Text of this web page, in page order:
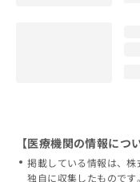
【医療機関の情報につ
掲載している情報は、
独自に収集したもので